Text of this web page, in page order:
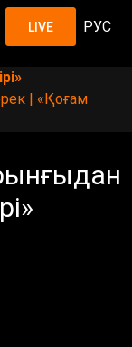
LIVE РУС
| «Қоғам